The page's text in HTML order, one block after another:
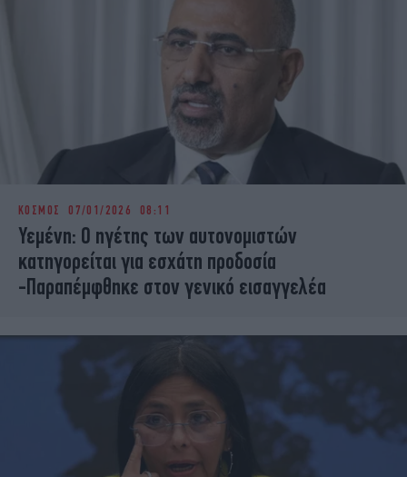
ΚΟΣΜΟΣ 07/01/2026 08:11
Υεμένη: Ο ηγέτης των αυτονομιστών
κατηγορείται για εσχάτη προδοσία
-Παραπέμφθηκε στον γενικό εισαγγελέα